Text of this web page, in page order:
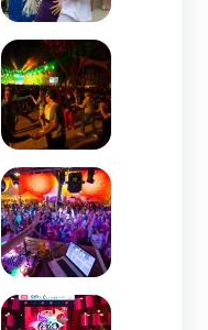
Zoom de l'image
Zoom de l'image
Zoom de l'image